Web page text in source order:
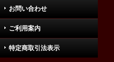
お問い合わせ
ご利用案内
特定商取引法表示